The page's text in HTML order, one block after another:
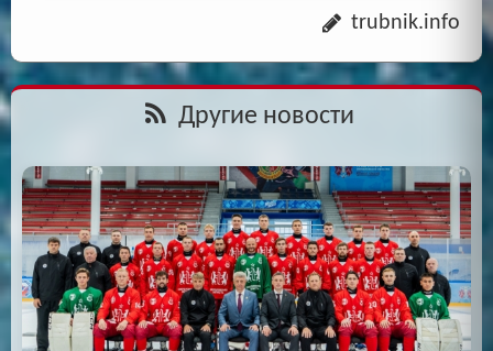
trubnik.info
Другие новости